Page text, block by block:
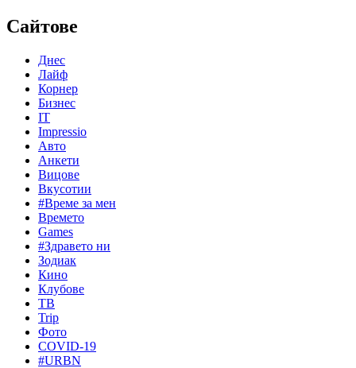
Сайтове
Днес
Лайф
Корнер
Бизнес
IT
Impressio
Авто
Анкети
Вицове
Вкусотии
#Време за мен
Времето
Games
#Здравето ни
Зодиак
Кино
Клубове
ТВ
Trip
Фото
COVID-19
#URBN